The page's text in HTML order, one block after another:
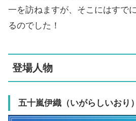
一を訪ねますが、そこにはすで
るのでした！
登場人物
五十嵐伊織（いがらしいおり